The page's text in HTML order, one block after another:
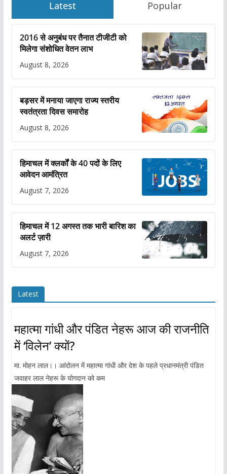
Latest Popular
2016 से अनुबंध पर तैनात टीजीटी को
मिलेगा संशोधित वेतन लाभ
August 8, 2026
बड़सर में मनाया जाएगा राज्य स्तरीय
स्वतंत्रता दिवस समारोह
August 8, 2026
हिमाचल में क्लर्कों के 40 पदों के लिए
आवेदन आमंत्रित
August 7, 2026
हिमाचल में 12 अगस्त तक भारी बारिश का
अलर्ट ज़ारी
August 7, 2026
Latest
महात्मा गांधी और पंडित नेहरू आज की राजनीति
में ‘विलेन’ क्यों?
मा. मोहन लाल।। आंदोलन में महात्मा गांधी और देश के पहले प्रधानमंत्री पंडित
जवाहर लाल नेहरू के योगदान को कम